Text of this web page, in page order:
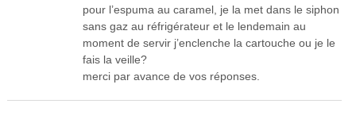
pour l’espuma au caramel, je la met dans le siphon
sans gaz au réfrigérateur et le lendemain au
moment de servir j’enclenche la cartouche ou je le
fais la veille?
merci par avance de vos réponses.